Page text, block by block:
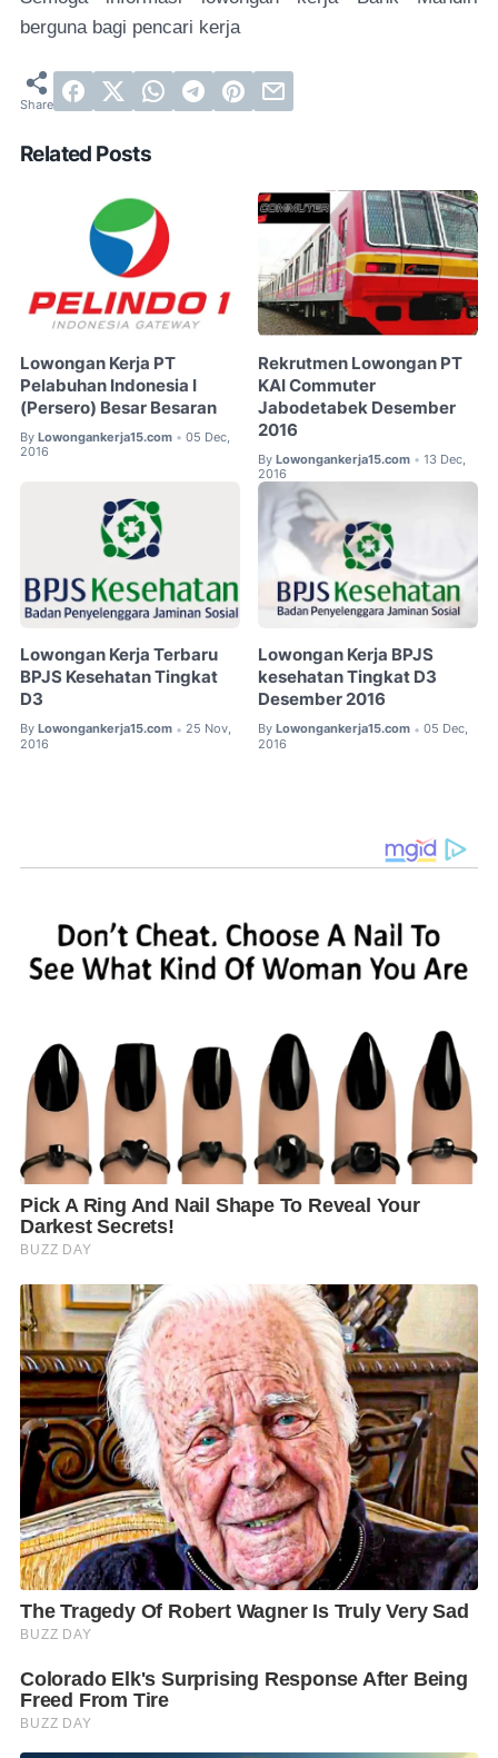
berguna bagi pencari kerja
Related Posts
Lowongan Kerja PT
Pelabuhan Indonesia I
(Persero) Besar Besaran
By Lowongankerja15.com • 05 Dec,
2016
Rekrutmen Lowongan PT
KAI Commuter
Jabodetabek Desember
2016
By Lowongankerja15.com • 13 Dec,
2016
Lowongan Kerja Terbaru
BPJS Kesehatan Tingkat
D3
By Lowongankerja15.com • 25 Nov,
2016
Lowongan Kerja BPJS
kesehatan Tingkat D3
Desember 2016
By Lowongankerja15.com • 05 Dec,
2016